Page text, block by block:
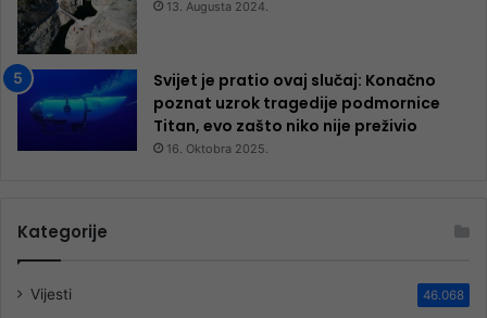
13. Augusta 2024.
Svijet je pratio ovaj slučaj: Konačno
poznat uzrok tragedije podmornice
Titan, evo zašto niko nije preživio
16. Oktobra 2025.
Kategorije
Vijesti 46.068